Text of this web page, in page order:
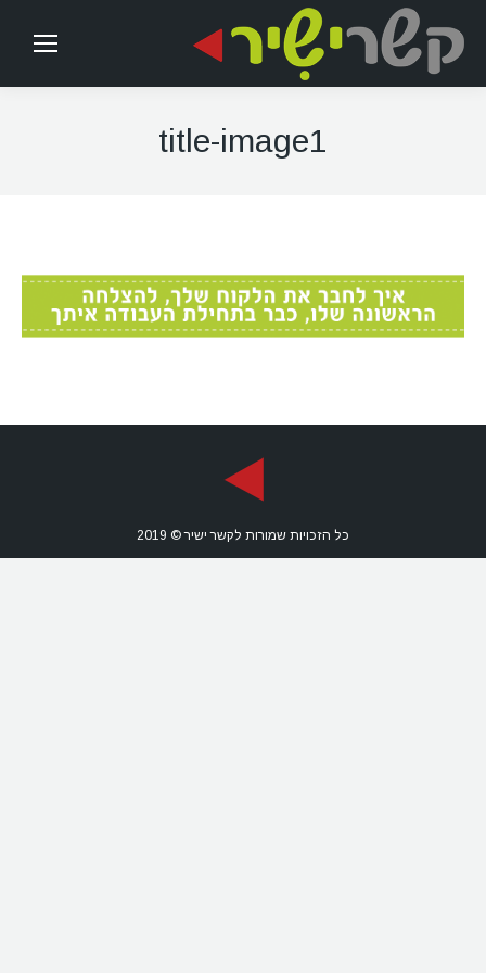
title-image1
כל הזכויות שמורות לקשר ישיר © 2019